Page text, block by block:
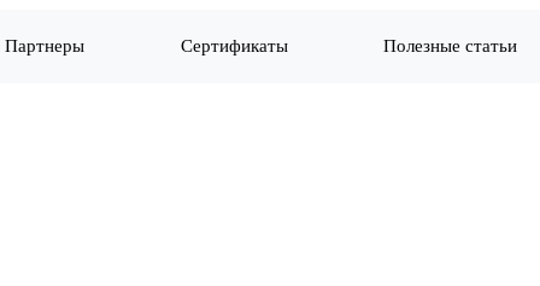
Партнеры Сертификаты Полезные статьи